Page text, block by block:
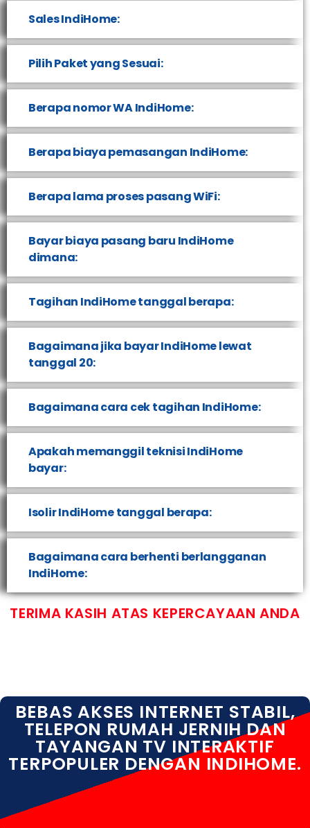
Sales IndiHome:
Pilih Paket yang Sesuai:
Berapa nomor WA IndiHome:
Berapa biaya pemasangan IndiHome:
Berapa lama proses pasang WiFi:
Bayar biaya pasang baru IndiHome
dimana:
Tagihan IndiHome tanggal berapa:
Bagaimana jika bayar IndiHome lewat
tanggal 20:
Bagaimana cara cek tagihan IndiHome:
Apakah memanggil teknisi IndiHome
bayar:
Isolir IndiHome tanggal berapa:
Bagaimana cara berhenti berlangganan
IndiHome:
TERIMA KASIH ATAS KEPERCAYAAN ANDA
BEBAS AKSES INTERNET STABIL,
TELEPON RUMAH JERNIH DAN
TAYANGAN TV INTERAKTIF
TERPOPULER DENGAN INDIHOME.